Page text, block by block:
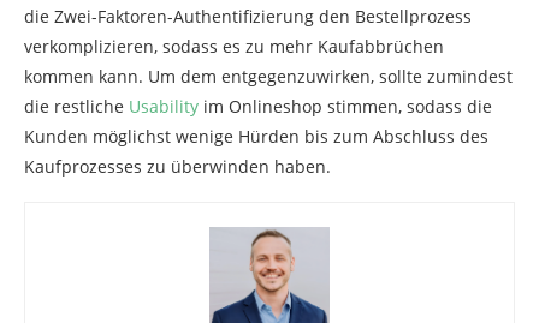
die Zwei-Faktoren-Authentifizierung den Bestellprozess
verkomplizieren, sodass es zu mehr Kaufabbrüchen
kommen kann. Um dem entgegenzuwirken, sollte zumindest
die restliche Usability im Onlineshop stimmen, sodass die
Kunden möglichst wenige Hürden bis zum Abschluss des
Kaufprozesses zu überwinden haben.